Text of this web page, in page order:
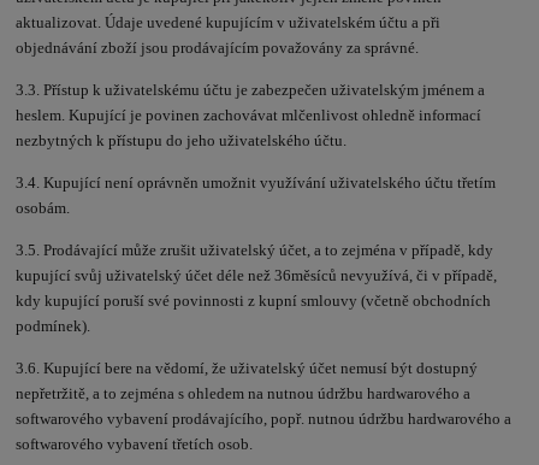
aktualizovat. Údaje uvedené kupujícím v uživatelském účtu a při
objednávání zboží jsou prodávajícím považovány za správné.
3.3. Přístup k uživatelskému účtu je zabezpečen uživatelským jménem a
heslem. Kupující je povinen zachovávat mlčenlivost ohledně informací
nezbytných k přístupu do jeho uživatelského účtu.
3.4. Kupující není oprávněn umožnit využívání uživatelského účtu třetím
osobám.
3.5. Prodávající může zrušit uživatelský účet, a to zejména v případě, kdy
kupující svůj uživatelský účet déle než 36měsíců nevyužívá, či v případě,
kdy kupující poruší své povinnosti z kupní smlouvy (včetně obchodních
podmínek).
3.6. Kupující bere na vědomí, že uživatelský účet nemusí být dostupný
nepřetržitě, a to zejména s ohledem na nutnou údržbu hardwarového a
softwarového vybavení prodávajícího, popř. nutnou údržbu hardwarového a
softwarového vybavení třetích osob.